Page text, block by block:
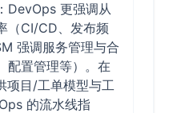
DevOps 更强调从
（CI/CD、发布频
强调服务管理与合
配置管理等）。在
项目/工单模型与工
的流水线指